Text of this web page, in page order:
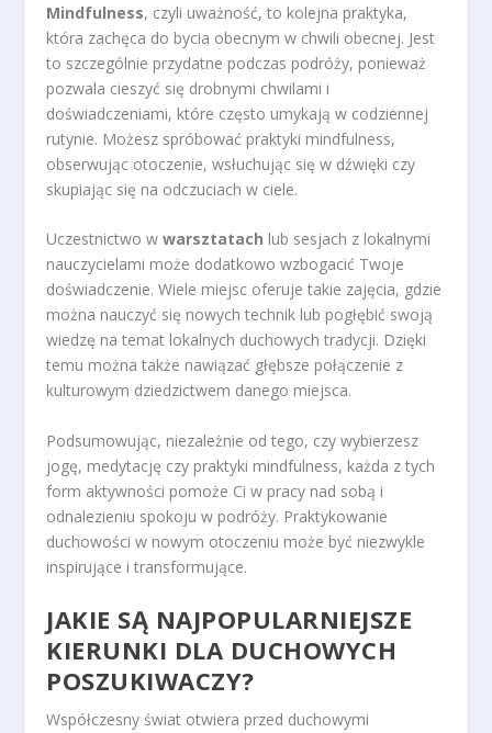
Mindfulness, czyli uważność, to kolejna praktyka,
która zachęca do bycia obecnym w chwili obecnej. Jest
to szczególnie przydatne podczas podróży, ponieważ
pozwala cieszyć się drobnymi chwilami i
doświadczeniami, które często umykają w codziennej
rutynie. Możesz spróbować praktyki mindfulness,
obserwując otoczenie, wsłuchując się w dźwięki czy
skupiając się na odczuciach w ciele.
Uczestnictwo wwarsztatach lub sesjach z lokalnymi
nauczycielami może dodatkowo wzbogacić Twoje
doświadczenie. Wiele miejsc oferuje takie zajęcia, gdzie
można nauczyć się nowych technik lub pogłębić swoją
wiedzę na temat lokalnych duchowych tradycji. Dzięki
temu można także nawiązać głębsze połączenie z
kulturowym dziedzictwem danego miejsca.
Podsumowując, niezależnie od tego, czy wybierzesz
jogę, medytację czy praktyki mindfulness, każda z tych
form aktywności pomoże Ci w pracy nad sobą i
odnalezieniu spokoju w podróży. Praktykowanie
duchowości w nowym otoczeniu może być niezwykle
inspirujące i transformujące.
JAKIE SĄ NAJPOPULARNIEJSZE
KIERUNKI DLA DUCHOWYCH
POSZUKIWACZY?
Współczesny świat otwiera przed duchowymi